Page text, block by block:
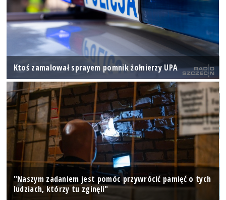
Ktoś zamalował sprayem pomnik żołnierzy UPA
"Naszym zadaniem jest pomóc przywrócić pamięć o tych
ludziach, którzy tu zginęli"